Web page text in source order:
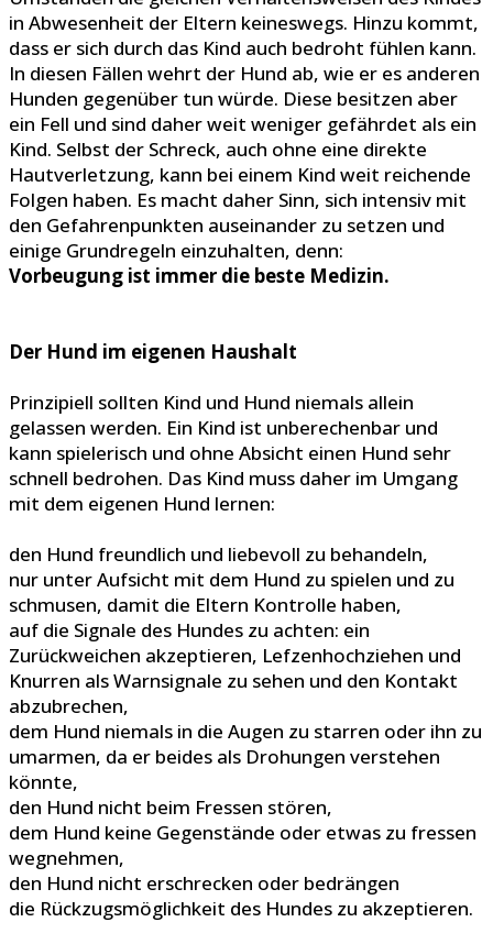
in Abwesenheit der Eltern keineswegs. Hinzu kommt,
dass er sich durch das Kind auch bedroht fühlen kann.
In diesen Fällen wehrt der Hund ab, wie er es anderen
Hunden gegenüber tun würde. Diese besitzen aber
ein Fell und sind daher weit weniger gefährdet als ein
Kind. Selbst der Schreck, auch ohne eine direkte
Hautverletzung, kann bei einem Kind weit reichende
Folgen haben. Es macht daher Sinn, sich intensiv mit
den Gefahrenpunkten auseinander zu setzen und
einige Grundregeln einzuhalten, denn:
Vorbeugung ist immer die beste Medizin.
Der Hund im eigenen Haushalt
Prinzipiell sollten Kind und Hund niemals allein
gelassen werden. Ein Kind ist unberechenbar und
kann spielerisch und ohne Absicht einen Hund sehr
schnell bedrohen. Das Kind muss daher im Umgang
mit dem eigenen Hund lernen:
den Hund freundlich und liebevoll zu behandeln,
nur unter Aufsicht mit dem Hund zu spielen und zu
schmusen, damit die Eltern Kontrolle haben,
auf die Signale des Hundes zu achten: ein
Zurückweichen akzeptieren, Lefzenhochziehen und
Knurren als Warnsignale zu sehen und den Kontakt
abzubrechen,
dem Hund niemals in die Augen zu starren oder ihn zu
umarmen, da er beides als Drohungen verstehen
könnte,
den Hund nicht beim Fressen stören,
dem Hund keine Gegenstände oder etwas zu fressen
wegnehmen,
den Hund nicht erschrecken oder bedrängen
die Rückzugsmöglichkeit des Hundes zu akzeptieren.